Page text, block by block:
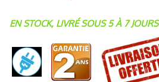
EN STOCK, LIVRÉ SOUS 5 À 7 JOURS